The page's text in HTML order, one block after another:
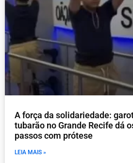
A força da solidariedade:
tubarão no Grande Recife dá
passos com prótese
LEIA MAIS »